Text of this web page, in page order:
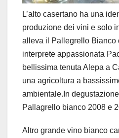
L’alto casertano ha una
produzione dei vini e solo
alleva il Pallegrello Bianco
interprete appassionata
bellissima tenuta Alepa a
una agricoltura a
ambientale.In
Pallagrello bianco 2008 e
Altro grande vino bianco